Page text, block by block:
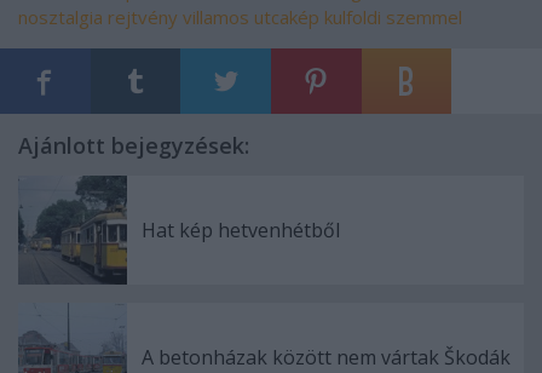
nosztalgia rejtvény villamos utcakép kulfoldi szemmel
Ajánlott bejegyzések:
Hat kép hetvenhétből
A betonházak között nem vártak Škodák